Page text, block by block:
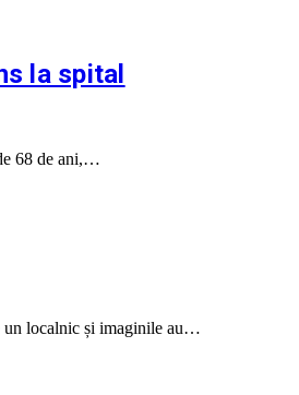
la spital
68 de ani,…
un localnic și imaginile au…